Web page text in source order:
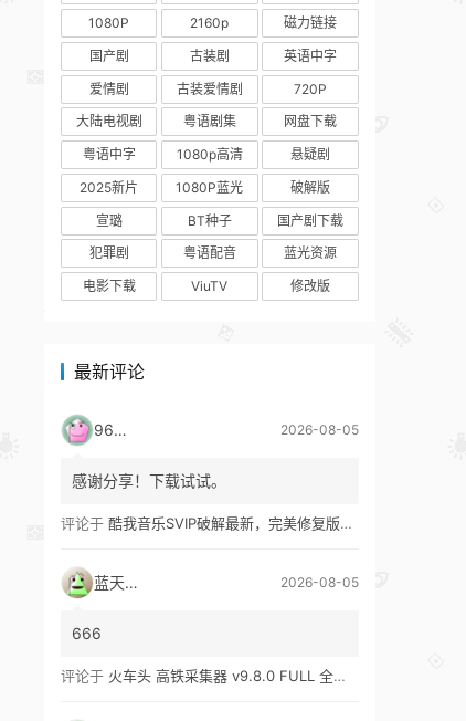
1080P
2160p
磁力链接
国产剧
古装剧
英语中字
爱情剧
古装爱情剧
720P
大陆电视剧
粤语剧集
网盘下载
粤语中字
1080p高清
悬疑剧
2025新片
1080P蓝光
破解版
宣璐
BT种子
国产剧下载
犯罪剧
粤语配音
蓝光资源
电影下载
ViuTV 修改版
最新评论
9627 2026-08-05
感谢分享！下载试试。
评论于 酷我音乐SVIP破解最新，完美修复版！支持安卓+车机+pc版！
蓝天真蓝 2026-08-05
666
评论于 火车头 高铁采集器 v9.8.0 FULL 全功能版（兼容win10、win11）